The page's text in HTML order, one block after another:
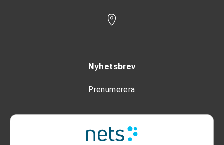
Nyhetsbrev
Prenumerera